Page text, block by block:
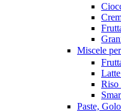
Miscele
Riso
Paste,